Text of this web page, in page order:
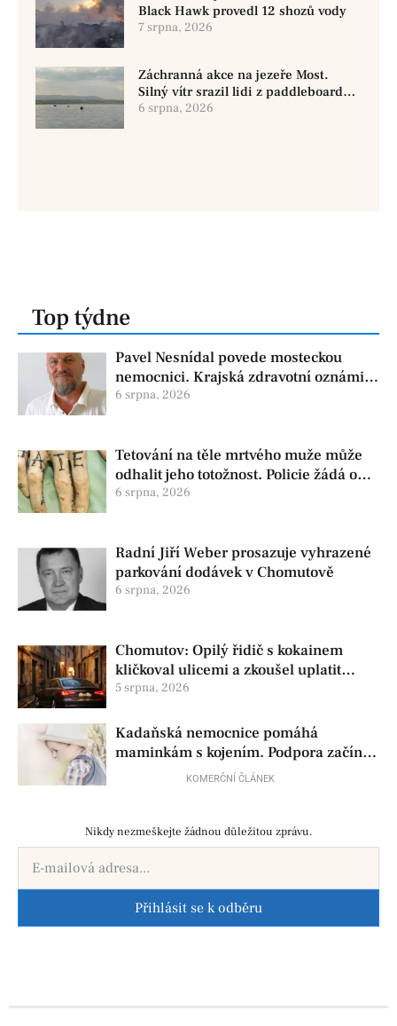
Black Hawk provedl 12 shozů vody
7 srpna, 2026
Záchranná akce na jezeře Most.
Silný vítr srazil lidi z paddleboardů,
dvě osoby se pohřešují
6 srpna, 2026
Top týdne
Pavel Nesnídal povede mosteckou
nemocnici. Krajská zdravotní oznámila
změnu ve vedení
6 srpna, 2026
Tetování na těle mrtvého muže může
odhalit jeho totožnost. Policie žádá o
pomoc
6 srpna, 2026
Radní Jiří Weber prosazuje vyhrazené
parkování dodávek v Chomutově
6 srpna, 2026
Chomutov: Opilý řidič s kokainem
kličkoval ulicemi a zkoušel uplatit
policisty
5 srpna, 2026
Kadaňská nemocnice pomáhá
maminkám s kojením. Podpora začíná
už před porodemKOMERČNÍ ČLÁNEK
Nikdy nezmeškejte žádnou důležitou zprávu.
Přihlásit se k odběru